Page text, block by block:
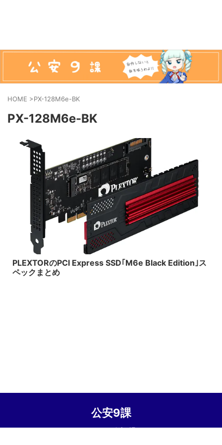
HOME >PX-128M6e-BK
PX-128M6e-BK
PLEXTORのPCI Express SSD｢M6e Black Edition｣ス
ペックまとめ
公安9課